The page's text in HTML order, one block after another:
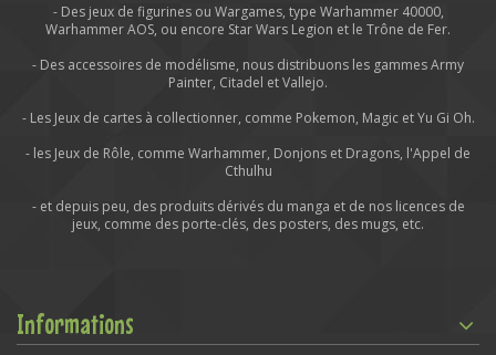
- Des jeux de figurines ou Wargames, type Warhammer 40000,
Warhammer AOS, ou encore Star Wars Legion et le Trône de Fer.
- Des accessoires de modélisme, nous distribuons les gammes Army
Painter, Citadel et Vallejo.
- Les Jeux de cartes à collectionner, comme Pokemon, Magic et Yu Gi Oh.
- les Jeux de Rôle, comme Warhammer, Donjons et Dragons, l'Appel de
Cthulhu
- et depuis peu, des produits dérivés du manga et de nos licences de
jeux, comme des porte-clés, des posters, des mugs, etc.
Informations